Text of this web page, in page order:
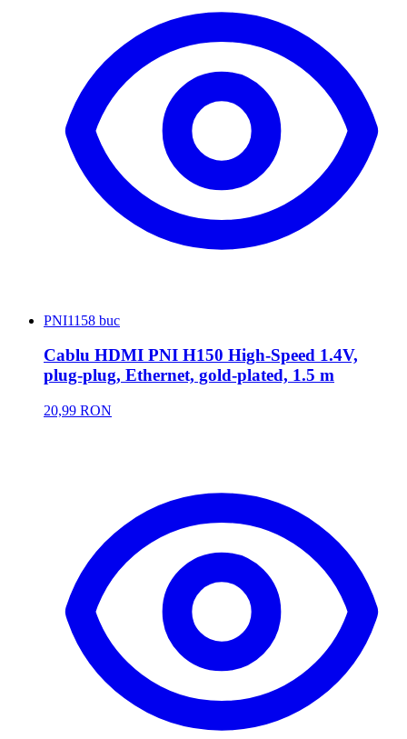
PNI1158 buc
Cablu HDMI PNI H150 High-Speed 1.4V,
plug-plug, Ethernet, gold-plated, 1.5 m
20,99 RON